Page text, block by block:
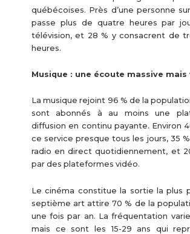
québécoises. Près d’une personne
passe plus de quatre heures par
télévision, et 28 % y consacrent de
heures.
Musique : une écoute massive mais
La musique rejoint 96 % de la
sont abonnés à au moins une
diffusion en continu payante. Environ
ce service presque tous les jours, 35
radio en direct quotidiennement, et
par des plateformes vidéo.
Le cinéma constitue la sortie la plus
septième art attire 70 % de la
une fois par an. La fréquentation varie
mais ce sont les 15-29 ans qui